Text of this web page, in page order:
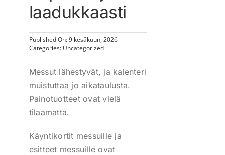
laadukkaasti
Published On: 9 kesäkuun, 2026
Categories: Uncategorized
Messut lähestyvät, ja kalenteri
muistuttaa jo aikataulusta.
Painotuotteet ovat vielä
tilaamatta.
Käyntikortit messuille ja
esitteet messuille ovat